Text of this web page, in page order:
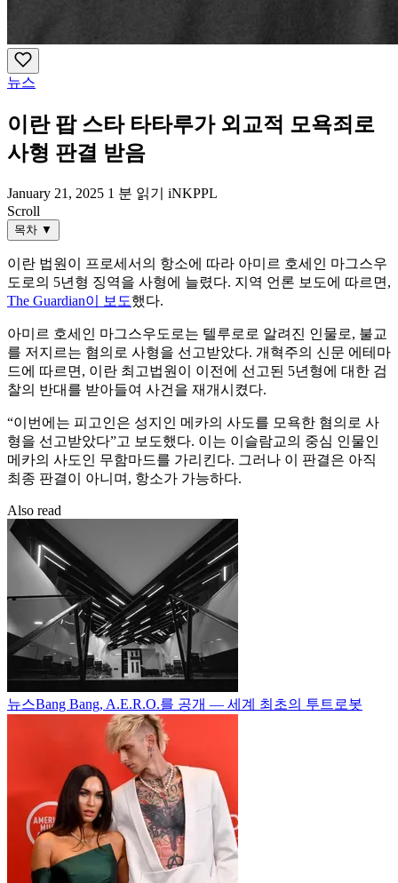
뉴스
이란 팝 스타 타타루가 외교적 모욕죄로
사형 판결 받음
January 21, 2025 1 분 읽기
iNKPPL
Scroll
목차 ▼
이란 법원이 프로세서의 항소에 따라 아미르 호세인 마그스우
도로의 5년형 징역을 사형에 늘렸다. 지역 언론 보도에 따르면,
The Guardian이 보도했다.
아미르 호세인 마그스우도로는 텔루로로 알려진 인물로, 불교
를 저지르는 혐의로 사형을 선고받았다. 개혁주의 신문 에테마
드에 따르면, 이란 최고법원이 이전에 선고된 5년형에 대한 검
찰의 반대를 받아들여 사건을 재개시켰다.
“이번에는 피고인은 성지인 메카의 사도를 모욕한 혐의로 사
형을 선고받았다”고 보도했다. 이는 이슬람교의 중심 인물인
메카의 사도인 무함마드를 가리킨다. 그러나 이 판결은 아직
최종 판결이 아니며, 항소가 가능하다.
Also read
뉴스Bang Bang, A.E.R.O.를 공개 — 세계 최초의 투트로봇